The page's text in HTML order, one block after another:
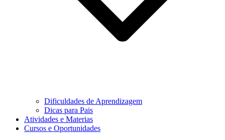
Dificuldades de Aprendizagem
Dicas para Pais
Atividades e Materias
Cursos e Oportunidades